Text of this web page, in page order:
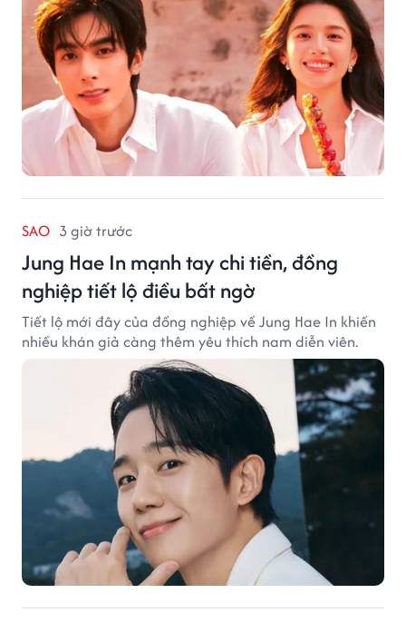
SAO 3 giờ trước
Jung Hae In mạnh tay chi tiền, đồng
nghiệp tiết lộ điều bất ngờ
Tiết lộ mới đây của đồng nghiệp về Jung Hae In khiến
nhiều khán giả càng thêm yêu thích nam diễn viên.